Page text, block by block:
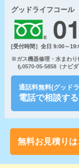
グッドライフコール
[受付時間］全日 9:00～
※ガス機器修理・水まわり
も0570-05-5858（ナビ
通話料無料(グッド
電話で相談する
無料お見積りは